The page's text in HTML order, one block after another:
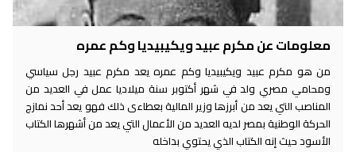
معلومات عن مكرم عبيد ويكيبيديا وكم عمره
من هو مكرم عبيد ويكيبيديا وكم عمره يعد مكرم عبيد رجل سياسي
ومحامي مصري ولد في شهر أكتوبر سنة ميلاديا عمل في العديد من
المناصب التي يعد من أبرزها وزير المالية بعطاءى ذلك فهو يعد أحد نمازج
الحركة الوطنية بمصر لديه العديد من الأعمال التي يعد من أشهرها الكتاب
الأسود حيث إنه الكتاب الذي يحتوي بداخله